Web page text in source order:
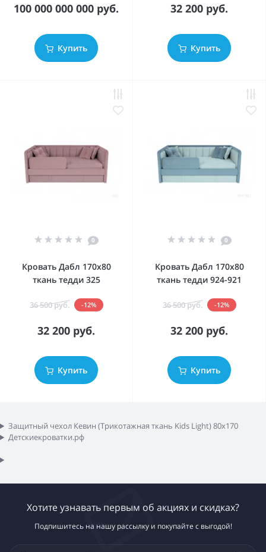
100 000 000 000 руб.
Купить
32 200 руб.
Купить
0
Кровать Дабл 170х80
ткань тедди 325
36 500 руб. -12%
32 200 руб.
Купить
0
Кровать Дабл 170х80
ткань тедди 924-921
36 500 руб. -12%
32 200 руб.
Купить
Защитный чехол Кевин (Трикотажная ткань Kids Light) 80x170
Детскиекроватки.рф
Хотите узнавать первым об акциях и скидках?
Подпишитесь на нашу рассылку и покупайте с выгодой!